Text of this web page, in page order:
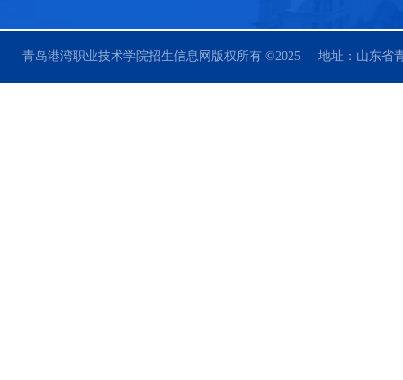
青岛港湾职业技术学院招生信息网版权所有 ©2025 地址：山东